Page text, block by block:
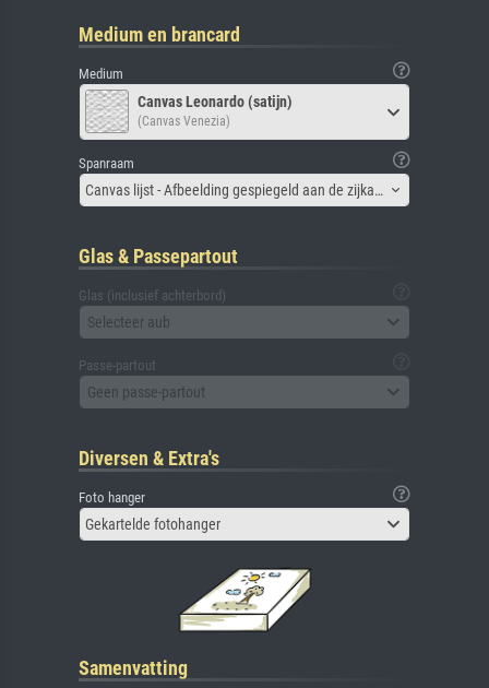
Medium en brancard
Medium
Canvas Leonardo (satijn)
(Canvas Venezia)
Spanraam
Canvas lijst - Afbeelding gespiegeld aan de zijkant
Glas & Passepartout
Glas (inclusief achterbord)
Selecteer aub
Passe-partout
Geen passe-partout
Diversen & Extra's
Foto hanger
Gekartelde fotohanger
Samenvatting